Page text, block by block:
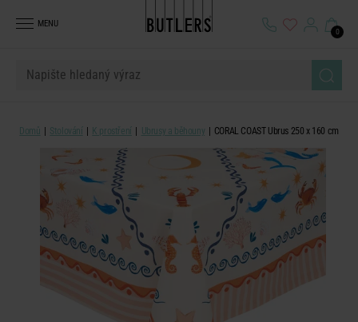
MENU
0
Domů Stolování K prostření Ubrusy a běhouny CORAL COAST Ubrus 250 x 160 cm